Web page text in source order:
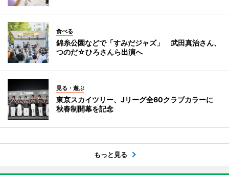
食べる
錦糸公園などで「すみだジャズ」 武田真治さん、
つのだ☆ひろさんら出演へ
見る・遊ぶ
東京スカイツリー、Jリーグ全60クラブカラーに
秋春制開幕を記念
もっと見る